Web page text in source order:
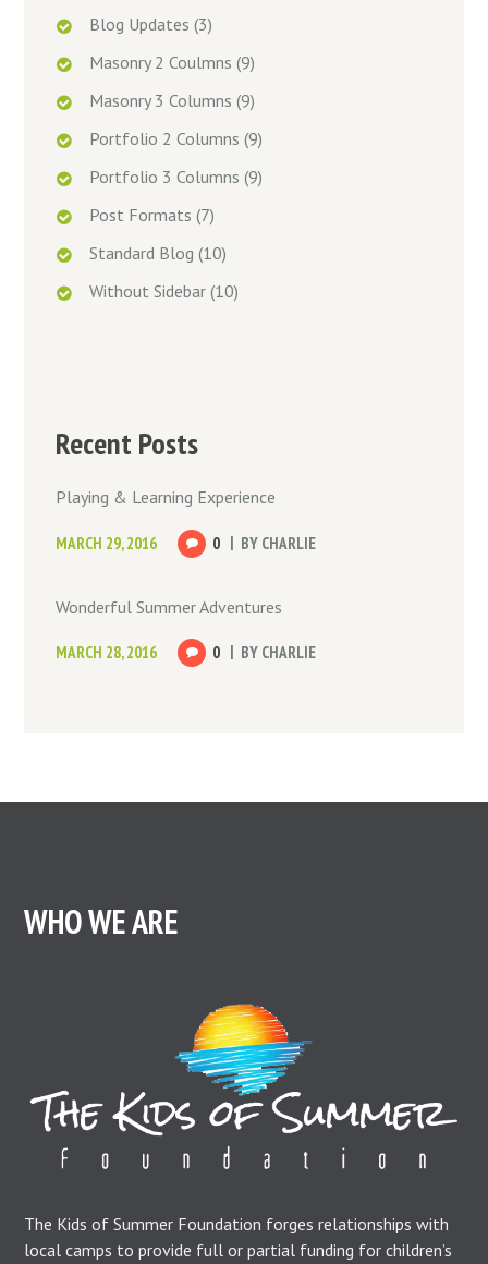
Blog Updates (3)
Masonry 2 Coulmns (9)
Masonry 3 Columns (9)
Portfolio 2 Columns (9)
Portfolio 3 Columns (9)
Post Formats (7)
Standard Blog (10)
Without Sidebar(10)
Recent Posts
Playing & Learning Experience
MARCH 29, 2016 0 BY CHARLIE
Wonderful Summer Adventures
MARCH 28, 2016 0 BY CHARLIE
WHO WE ARE
The Kids of Summer Foundation forges relationships with
local camps to provide full or partial funding for children’s